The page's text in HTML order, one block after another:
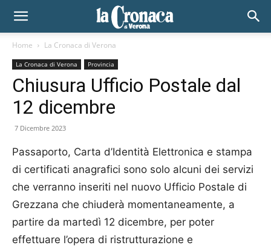
Home La Cronaca di Verona
La Cronaca di Verona Provincia
Chiusura Ufficio Postale dal
12 dicembre
7 Dicembre 2023
Passaporto, Carta d’Identità Elettronica e stampa
di certificati anagrafici sono solo alcuni dei servizi
che verranno inseriti nel nuovo Ufficio Postale di
Grezzana che chiuderà momentaneamente, a
partire da martedì 12 dicembre, per poter
effettuare l’opera di ristrutturazione e